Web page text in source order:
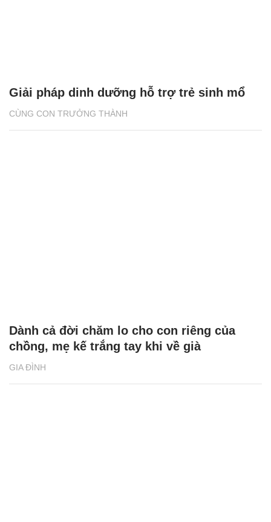
CÙNG CON TRƯỞNG THÀNH
Giải pháp dinh dưỡng hỗ trợ trẻ sinh mổ
GIA ĐÌNH
Dành cả đời chăm lo cho con riêng của
chồng, mẹ kế trắng tay khi về già